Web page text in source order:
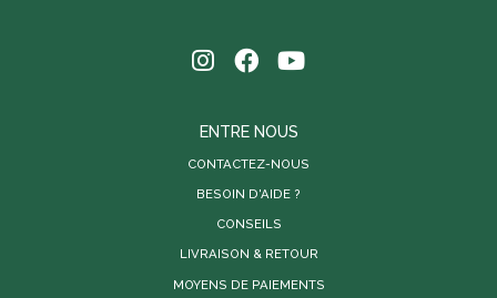
ENTRE NOUS
CONTACTEZ-NOUS
BESOIN D'AIDE ?
CONSEILS
LIVRAISON & RETOUR
MOYENS DE PAIEMENTS